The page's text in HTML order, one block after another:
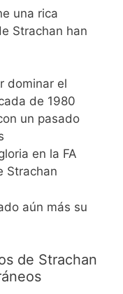
una rica
Strachan han
dominar el
de 1980
un pasado
en la FA
Strachan
aún más su
de Strachan